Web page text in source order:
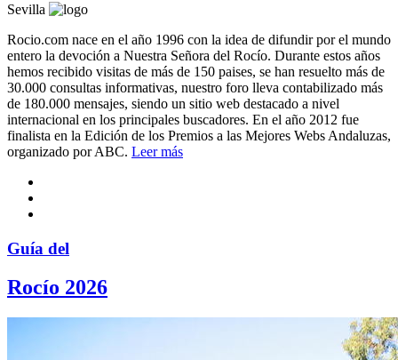
Sevilla
Rocio.com nace en el año 1996 con la idea de difundir por el mundo
entero la devoción a Nuestra Señora del Rocío. Durante estos años
hemos recibido visitas de más de 150 paises, se han resuelto más de
30.000 consultas informativas, nuestro foro lleva contabilizado más
de 180.000 mensajes, siendo un sitio web destacado a nivel
internacional en los principales buscadores. En el año 2012 fue
finalista en la Edición de los Premios a las Mejores Webs Andaluzas,
organizado por ABC. Leer más
Guía del
Rocío 2026